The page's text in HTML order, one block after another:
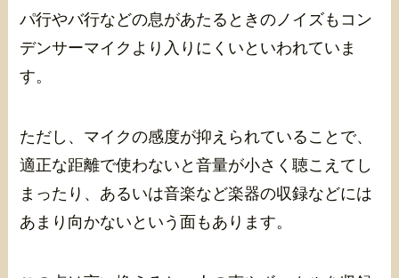
パ行やバ行などの息があたるときのノイズもコン
デンサーマイクより入りにくいといわれていま
す。
ただし、マイクの感度が抑えられていることで、
適正な距離で使わないと音量が小さく聴こえてし
まったり、あるいは音楽など楽器の収録などには
あまり向かないという面もあります。